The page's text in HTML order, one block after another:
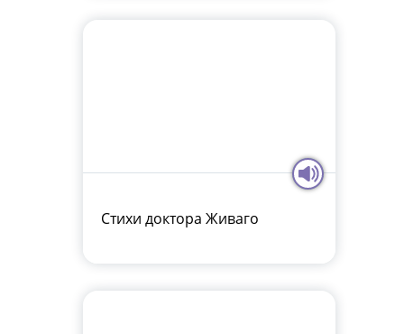
Стихи доктора Живаго